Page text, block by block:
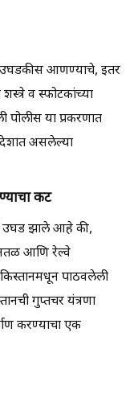
उघडकीस आणण्याचे, इतर
व स्फोटकांच्या
पोलीस या प्रकरणात
असलेल्या
कट
उघड झाले आहे की,
आणि रेल्वे
पाठवलेली
गुप्तचर यंत्रणा
करण्याचा एक